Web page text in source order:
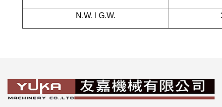
N.W. I G.W.